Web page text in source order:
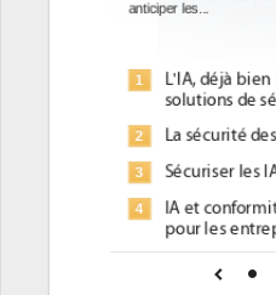
avec la mise en
1
Qu'est-ce
2
DEE, une
place
Phocea
DEE